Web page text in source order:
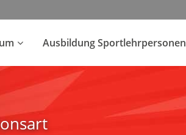
Ausbildung Sportlehrpersonen